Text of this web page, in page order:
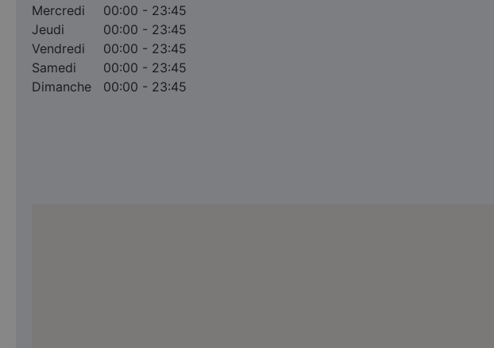
Mercredi
00:00 - 23:45
Jeudi
00:00 - 23:45
Vendredi
00:00 - 23:45
Samedi
00:00 - 23:45
Dimanche
00:00 - 23:45